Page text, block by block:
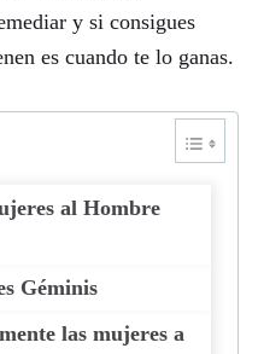
y si consigues
es cuando te lo ganas.
al Hombre
Géminis
las mujeres a